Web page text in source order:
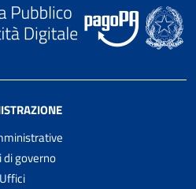
di governo
Uffici